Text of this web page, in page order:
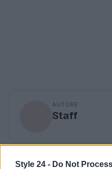
Style 24 - Do Not
AUTORE
Staff